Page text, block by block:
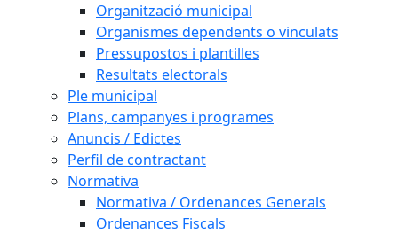
Organització municipal
Organismes dependents o vinculats
Pressupostos i plantilles
Resultats electorals
Ple municipal
Plans, campanyes i programes
Anuncis / Edictes
Perfil de contractant
Normativa
Normativa / Ordenances Generals
Ordenances Fiscals